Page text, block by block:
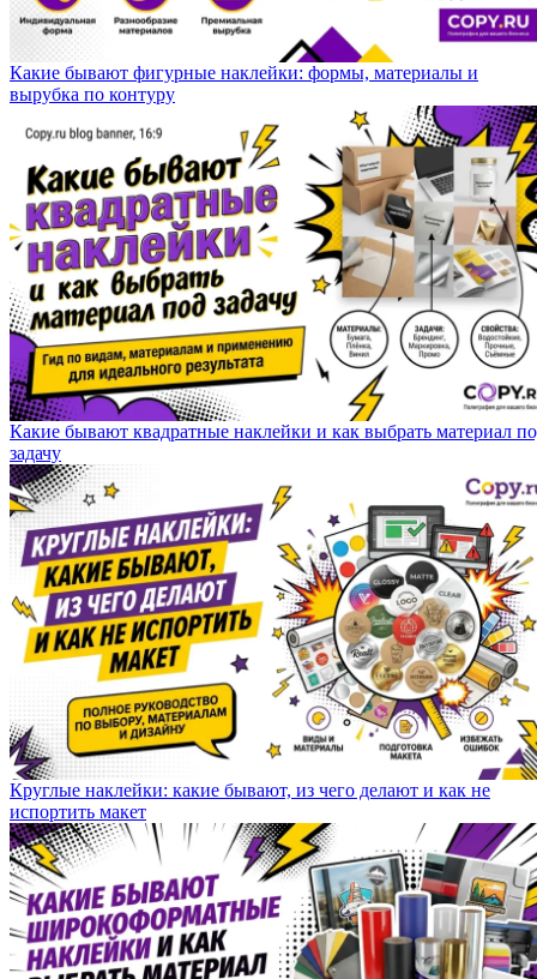
Какие бывают фигурные наклейки: формы, материалы и
вырубка по контуру
Какие бывают квадратные наклейки и как выбрать материал
задачу
Круглые наклейки: какие бывают, из чего делают и как не
испортить макет